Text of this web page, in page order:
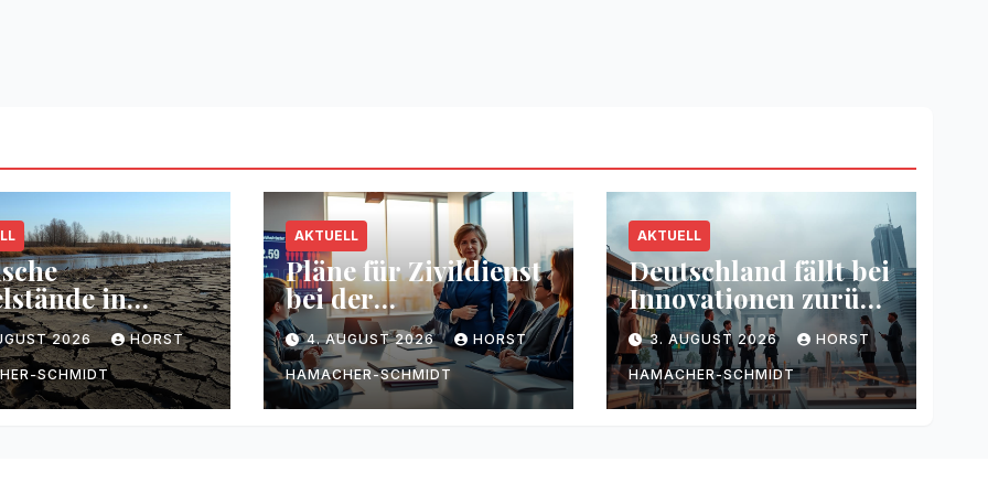
in
durch
2026 HORST
SCHMIDT
AKTUELL
Pläne für Zivildienst
bei der
Bundesregierung
4. AUGUST 2026 HORST
HAMACHER-SCHMIDT
AKTUELL
Deutschland fällt bei
Innovationen zurück
– Warum
3. AUGUST 2026 HORST
HAMACHER-SCHMIDT